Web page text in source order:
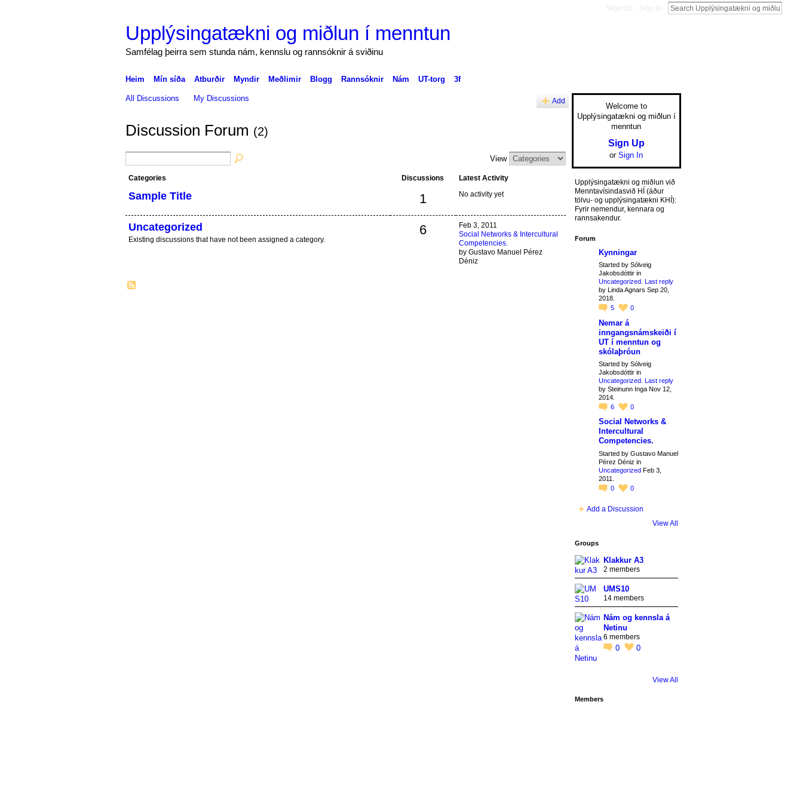
Upplýsingatækni og miðlun í menntun
Samfélag þeirra sem stunda nám, kennslu og rannsóknir á sviðinu
Heim Mín síða Atburðir Myndir Meðlimir Blogg Rannsóknir Nám UT-torg 3f
All Discussions My Discussions Add
Discussion Forum (2)
View
Categories Discussions Latest Activity
Sample Title 1 No activity yet
Uncategorized
Existing discussions that have not been assigned a category.
6
Feb 3, 2011
Social Networks & Intercultural
Competencies.
by Gustavo Manuel Pérez
Déniz
Welcome to
Upplýsingatækni og miðlun í
menntun
Sign Up
or Sign In
Upplýsingatækni og miðlun við
Menntavísindasvið HÍ (áður
tölvu- og upplýsingatækni KHÍ):
Fyrir nemendur, kennara og
rannsakendur.
Forum
Kynningar
Started by Sólveig
Jakobsdóttir in
Uncategorized. Last reply
by Linda Agnars Sep 20,
2018.
5
0
Nemar á
inngangsnámskeiði í
UT í menntun og
skólaþróun
Started by Sólveig
Jakobsdóttir in
Uncategorized. Last reply
by Steinunn Inga Nov 12,
2014.
6
0
Social Networks &
Intercultural
Competencies.
Started by Gustavo Manuel
Pérez Déniz in
UncategorizedFeb 3,
2011.
0
0
Add a Discussion
View All
Groups
Klakkur A3
2 members
UMS10
14 members
Nám og kennsla á
Netinu
6 members
0 0
View All
Members